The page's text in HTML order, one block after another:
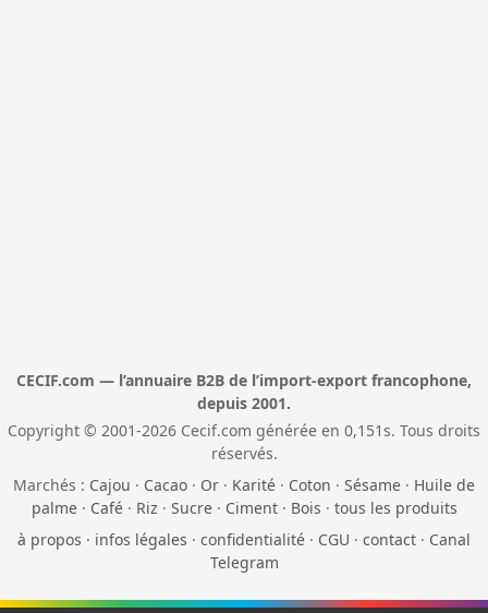
CECIF.com — l’annuaire B2B de l’import-export francophone,
depuis 2001.
Copyright © 2001-2026 Cecif.com générée en 0,151s. Tous droits
réservés.
Marchés : Cajou · Cacao · Or · Karité · Coton · Sésame · Huile de
palme· Café· Riz · Sucre· Ciment· Bois · tous les produits
à propos · infos légales · confidentialité · CGU · contact · Canal
Telegram